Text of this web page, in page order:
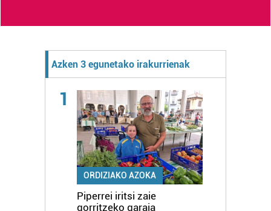
Azken 3 egunetako irakurrienak
1
ORDIZIAKO AZOKA
Piperrei iritsi zaie
gorritzeko garaia